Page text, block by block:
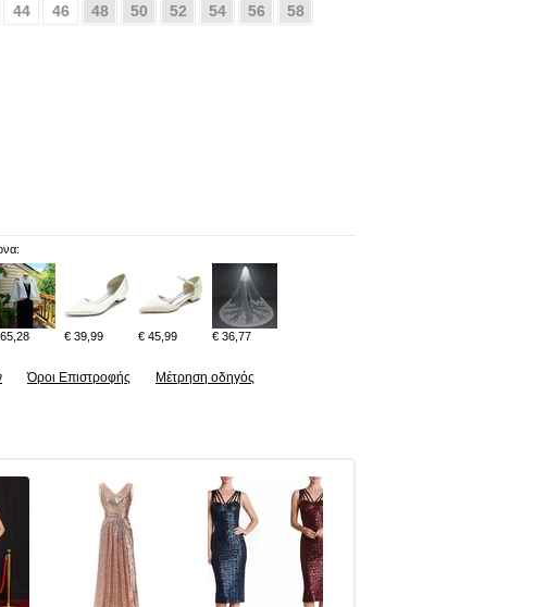
44 46 48 50 52 54 56 58
€ 39,99 € 45,99 € 36,77
Όροι Επιστροφής Μέτρηση οδηγός